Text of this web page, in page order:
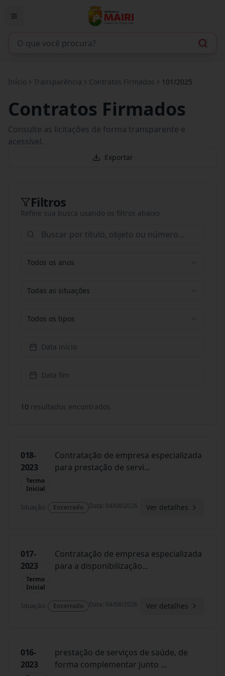
Início Transparência Contratos Firmados 101/2025
Contratos Firmados
Consulte as licitações de forma transparente e
acessível.
Exportar
Filtros
Refine sua busca usando os filtros abaixo
Todos os anos
Todas as situações
Todos os tipos
Data início
Data fim
10 resultados encontrados
018-
2023
Termo
Inicial
Contratação de empresa especializada
para prestação de servi...
Situação: Encerrado Data: 04/08/2026 Ver detalhes
017-
2023
Termo
Inicial
Contratação de empresa especializada
para a disponibilização...
Situação: Encerrado Data: 04/08/2026 Ver detalhes
016-
2023
prestação de serviços de saúde, de
forma complementar junto ...